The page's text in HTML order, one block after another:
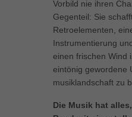
Vorbild nie ihren
Gegenteil: Sie
Retroelementen,
Instrumentierung
einen frischen Wind
eintönig gewordene
musiklandschaft zu
Die Musik hat
weitere Informationen anzeigen
Cookies auswählen.
Alle akzeptieren
Essenziell (1)